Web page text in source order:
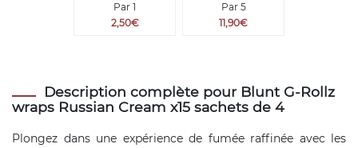
Par 1
2,50€
Par 5
11,90€
Description complète pour Blunt G-Rollz
wraps Russian Cream x15 sachets de 4
Plongez dans une expérience de fumée raffinée avec les